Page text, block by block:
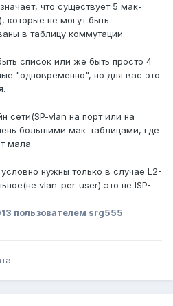
что существует 5 мак-
которые не могут быть
в таблицу коммутации.
список или же быть просто 4
"одновременно", но для вас это
сети(SP-vlan на порт или на
большими мак-таблицами, где
мала.
нужны только в случае L2-
vlan-per-user) это не ISP-
пользователем srg555